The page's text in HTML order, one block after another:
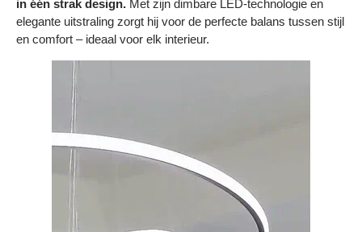
Bestelling volgen
Veelgestelde vragen
Servicevoorwaarden
Betaalmogelijkheden
Bestelling herroepen
in één strak design. Met zijn dimbare LED-technologie en
elegante uitstraling zorgt hij voor de perfecte balans tussen stijl
en comfort – ideaal voor elk interieur.